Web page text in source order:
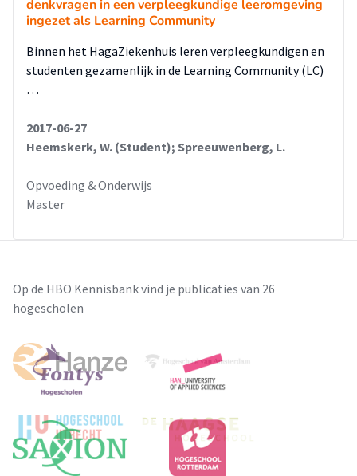
denkvragen in een verpleegkundige leeromgeving
ingezet als Learning Community
Binnen het HagaZiekenhuis leren verpleegkundigen en
studenten gezamenlijk in de Learning Community (LC)
…
2017-06-27
Heemskerk, W. (Student); Spreeuwenberg, L.
Opvoeding & Onderwijs
Master
Op de HBO Kennisbank vind je publicaties van 26
hogescholen